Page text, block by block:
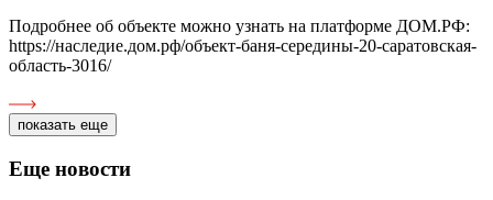
Подробнее об объекте можно узнать на платформе ДОМ.РФ:
https://наследие.дом.рф/объект-баня-середины-20-саратовская-
область-3016/
показать еще
Еще новости